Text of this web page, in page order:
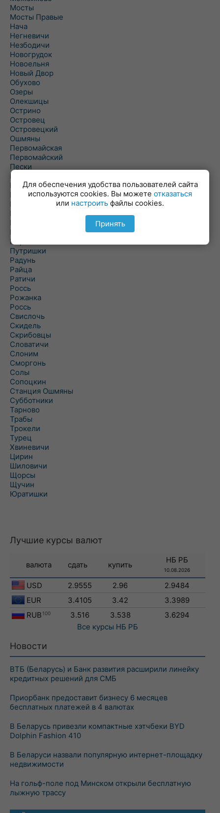
Мосты
Мосты Правые
Нача
Негневичи
Незбодичи
Новогрудок
Новоельня
Новый Двор
Обухово
Озеры
Олекшицы
Острино
Островец
Островецкий
Ошмяны
Первомайская
Первомайский
Пески
Петревичи
Погородно
Пограничный
Подлабенье
Подольцы
Подороск
Поречье
Порозово
Путришки
Радунь
Райца
Ратичи
Роcсь
Рожанка
Россь
Свислочь
Скидель
Скрибовцы
Словатичи
Слоним
Сморгонь
Солы
Сопоцкин
Станция Ошмяны
Субботники
Тарново
Трабы
Трокели
Турец
Хвиневичи
Цирин
Шиловичи
Щорсы
Щучин
Юратишки
Лучшие курсы валют
валюта сдать купить
НБ РБ
10.08.2026
USD 2.9555 2.96
2.9484
EUR
3.4105 3.42
3.3989
RUB 100 3.516 3.538
3.6294
Все курсы НБ РБ
Новости
ВТБ (Беларусь) и Банк развития расширили линейку
кредитных решений для СМБ
Приорбанк предоставит бизнесу 6 месяцев
бесплатных платежей в 4 валютах
В Беларусь привезли компактные хэтчбеки BYD
Dolphin Fashion 410
В Беларуси назвали популярную интернет-площадку
недвижимости
На гольф-поле под Минском открыли бесплатную
лыжную трассу
Для обеспечения удобства пользователей сайта
используются cookies. Вы можете отказаться
или настроить файлы cookies.
Принять